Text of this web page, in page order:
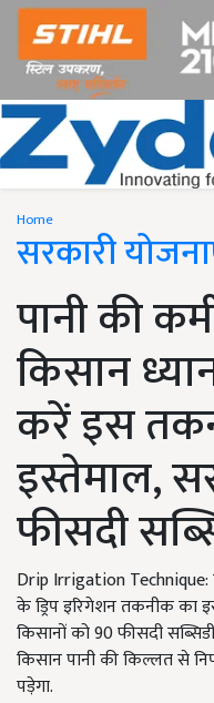
Home
सरकारी
पानी की
किसान
करें इस
इस्तेमाल,
फीसदी
Drip Irrigation Technique:
के ड्रिप इरिगेशन तकनीक का
किसानों को 90 फीसदी
किसान पानी की किल्लत से
पड़ेगा.